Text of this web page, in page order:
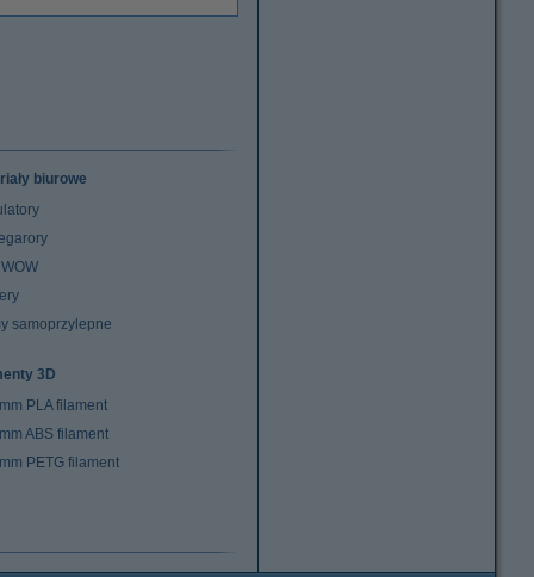
biurowe
samoprzylepne
3D
PLA filament
ABS filament
PETG filament